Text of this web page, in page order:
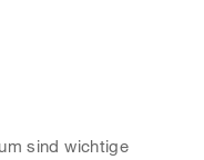
sind wichtige